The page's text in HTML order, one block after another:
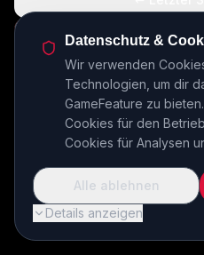
🏠 Zurück
INSERT COIN
Datenschutz &
Wir verwenden
Technologien, um dir
GameFeature zu
Cookies für den
Cookies für Analysen
Details anzeigen
Alle ablehnen